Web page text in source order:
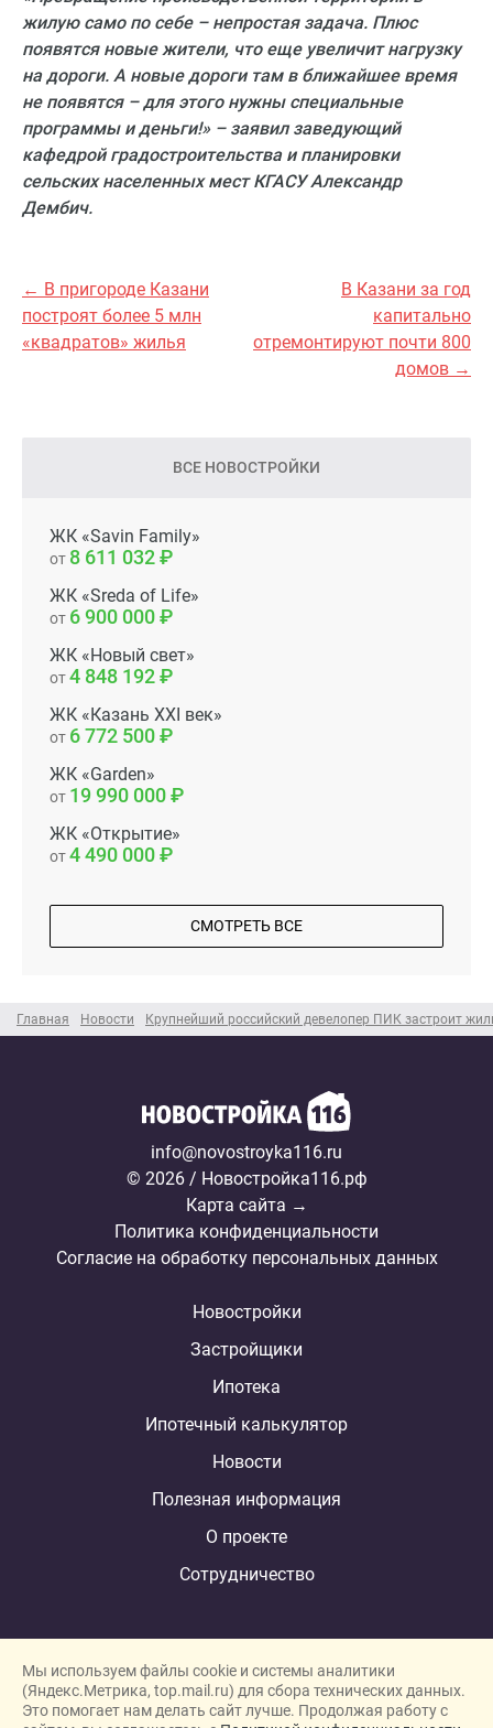
Главная Новости Крупнейший российский девелопер ПИК застроит
жилую само по себе – непростая задача. Плюс
появятся новые жители, что еще увеличит нагрузку
на дороги. А новые дороги там в ближайшее время
не появятся – для этого нужны специальные
программы и деньги!» – заявил заведующий
кафедрой градостроительства и планировки
сельских населенных мест КГАСУ Александр
Дембич.
← В пригороде Казани
построят более 5 млн
«квадратов» жилья
В Казани за год
капитально
отремонтируют почти 800
домов →
ВСЕ НОВОСТРОЙКИ
ЖК «Savin Family»
от 8 611 032
ЖК «Sreda of Life»
от 6 900 000
ЖК «Новый свет»
от4 848 192
ЖК «Казань XXI век»
от 6 772 500
ЖК «Garden»
от 19 990 000
ЖК «Открытие»
от4 490 000
СМОТРЕТЬ ВСЕ
info@novostroyka116.ru
© 2026 / Новостройка116.рф
Карта сайта →
Политика конфиденциальности
Согласие на обработку персональных данных
Новостройки
Застройщики
Ипотека
Ипотечный калькулятор
Новости
Полезная информация
О проекте
Сотрудничество
Мы используем файлы cookie и системы аналитики
(Яндекс.Метрика, top.mail.ru) для сбора технических данных.
Это помогает нам делать сайт лучше. Продолжая работу с